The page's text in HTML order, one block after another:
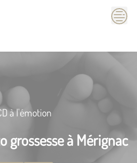
à l'émotion
grossesse à Mérignac